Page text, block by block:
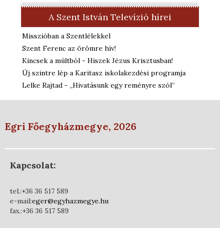
A Szent István Televízió hírei
Misszióban a Szentlélekkel
Szent Ferenc az örömre hív!
Kincsek a múltból - Hiszek Jézus Krisztusban!
Új szintre lép a Karitasz iskolakezdési programja
Lelke Rajtad - „Hivatásunk egy reményre szól”
Egri Főegyházmegye, 2026
Kapcsolat:
tel.:+36 36 517 589
e-mail:eger@egyhazmegye.hu
fax.:+36 36 517 589